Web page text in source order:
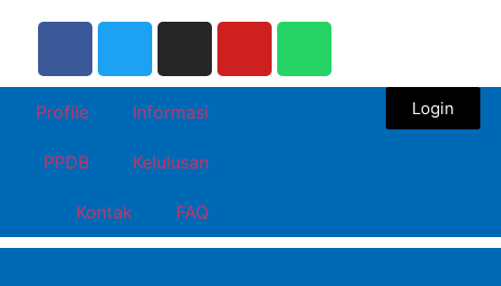
Profile Informasi
PPDB Kelulusan
Kontak FAQ
Login